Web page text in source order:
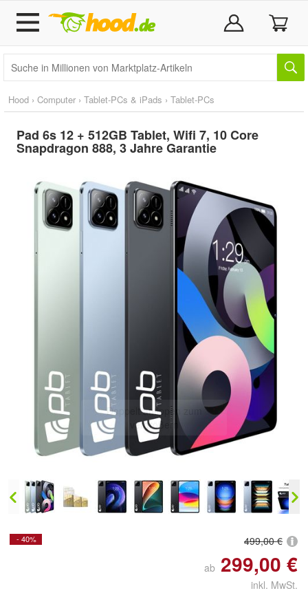
Hood › Computer › Tablet-PCs & iPads › Tablet-PCs
Pad 6s 12 + 512GB Tablet, Wifi 7, 10 Core
Snapdragon 888, 3 Jahre Garantie
Doppelt antippen zum
vergrößern
- 40%
499,00 €
ab 299,00 €
inkl. MwSt.